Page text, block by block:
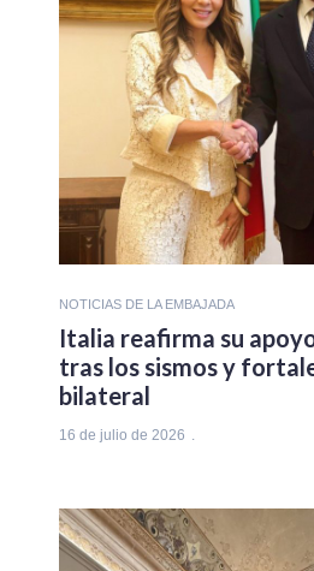
NOTICIAS DE LA EMBAJADA
Italia reafirma su
tras los sismos y
bilateral
16 de julio de 2026